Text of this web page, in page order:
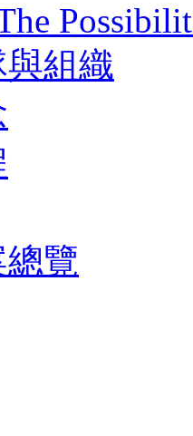
組織
覽